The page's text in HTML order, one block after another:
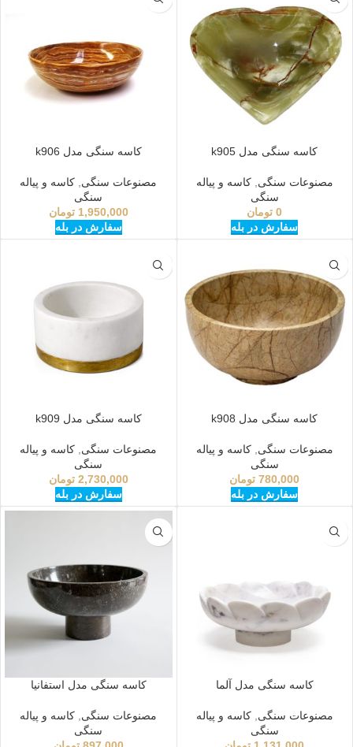
کاسه سنگی مدل k905
مصنوعات سنگی,کاسه و پیاله
سنگی
0 تومان
سفارش در بله
کاسه سنگی مدل k906
مصنوعات سنگی, کاسه و پیاله
سنگی
1,950,000 تومان
سفارش در بله
کاسه سنگی مدل k908
مصنوعات سنگی ,کاسه و پیاله
سنگی
780,000 تومان
سفارش در بله
کاسه سنگی مدل k909
مصنوعات سنگی کاسه و پیاله
سنگی
2,730,000 تومان
سفارش در بله
کاسه سنگی مدل آلما
مصنوعات سنگی,کاسه و پیاله
سنگی
کاسه سنگی مدل استفانیا
مصنوعات سنگی, کاسه و پیاله
سنگی